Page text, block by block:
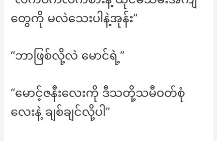
တွေကို မလဲသေးပါနဲ့အုန်း”
“ဘာဖြစ်လို့လဲ မောင်ရဲ့”
“မောင့်ဇနီးလေးကို ဒီသတို့သမီဝတ်စုံ
လေးနဲ့ ချစ်ချင်လို့ပါ”